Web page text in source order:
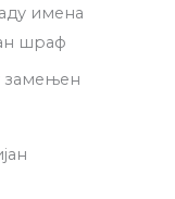
имена
шраф
замењен